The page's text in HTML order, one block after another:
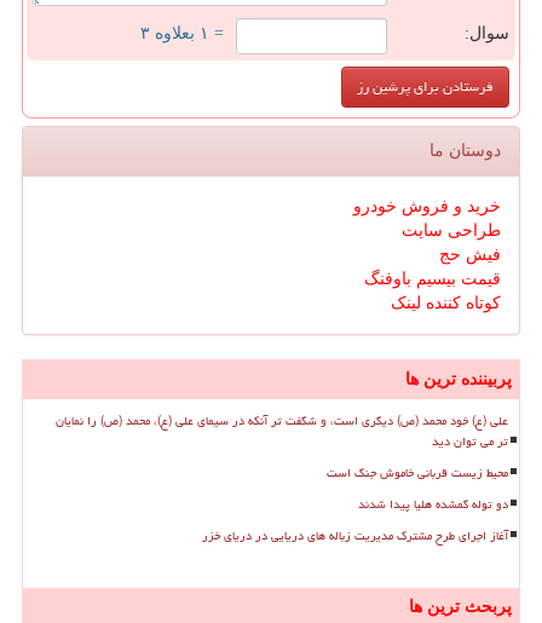
سوال: = ۱ بعلاوه ۳
دوستان ما
خرید و فروش خودرو
طراحی سایت
فیش حج
قیمت بیسیم باوفنگ
کوتاه کننده لینک
پربیننده ترین ها
علی (ع) خود محمد (ص) دیگری است، و شگفت تر آنکه در سیمای علی (ع)، محمد (ص) را نمایان
تر می توان دید
محیط زیست قربانی خاموش جنگ است
دو توله گمشده هلیا پیدا شدند
آغاز اجرای طرح مشترک مدیریت زباله های دریایی در دریای خزر
پربحث ترین ها